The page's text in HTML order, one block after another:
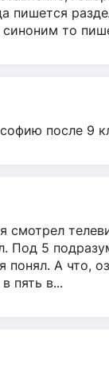
пишется
то
после 9
смотрел
Под 5
понял. А что,
пять в...